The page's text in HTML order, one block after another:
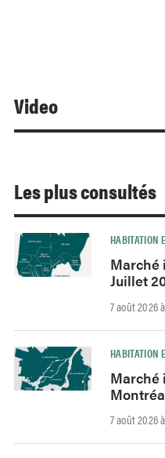
Video
Les plus consultés
HABITATION
Marché
Juillet
7 août 2026
HABITATION
Marché
7 août 2026